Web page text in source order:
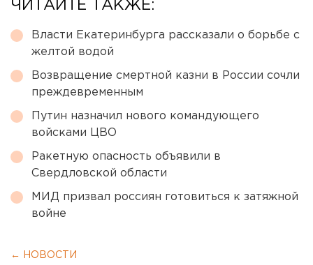
ЧИТАЙТЕ ТАКЖЕ:
Власти Екатеринбурга рассказали о борьбе с
желтой водой
Возвращение смертной казни в России сочли
преждевременным
Путин назначил нового командующего
войсками ЦВО
Ракетную опасность объявили в
Свердловской области
МИД призвал россиян готовиться к затяжной
войне
← НОВОСТИ